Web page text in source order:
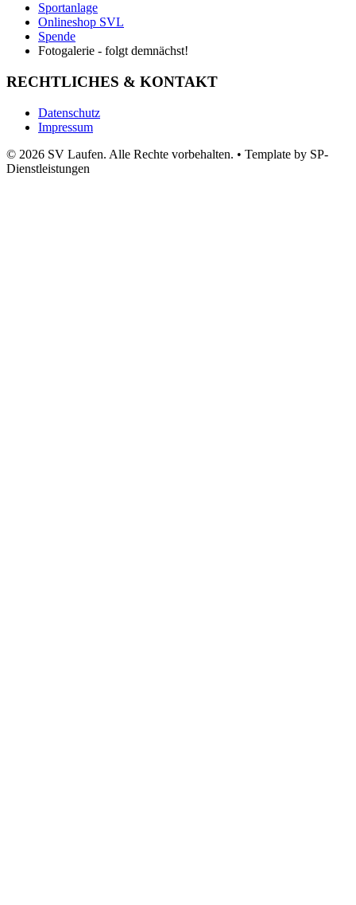
Sportanlage
Onlineshop SVL
Spende
Fotogalerie - folgt demnächst!
RECHTLICHES & KONTAKT
Datenschutz
Impressum
© 2026 SV Laufen. Alle Rechte vorbehalten. • Template by SP-
Dienstleistungen